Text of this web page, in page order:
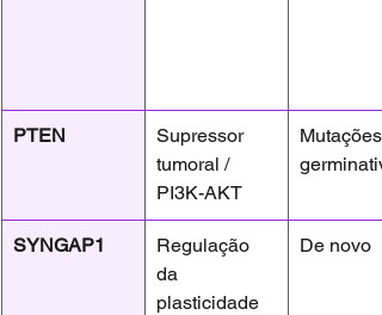
PTEN
Supressor
tumoral /
PI3K-AKT
Mutações
SYNGAP1
Regulação
da
plasticidade
De novo